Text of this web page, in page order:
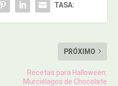
TASA:
PRÓXIMO
Recetas para Halloween:
Murciélagos de Chocolate